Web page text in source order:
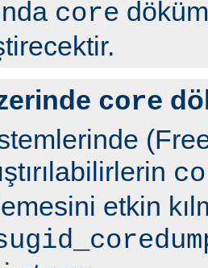
core
core
etkin